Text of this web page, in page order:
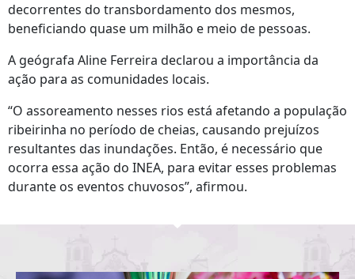
decorrentes do transbordamento dos mesmos,
beneficiando quase um milhão e meio de pessoas.
A geógrafa Aline Ferreira declarou a importância da
ação para as comunidades locais.
“O assoreamento nesses rios está afetando a população
ribeirinha no período de cheias, causando prejuízos
resultantes das inundações. Então, é necessário que
ocorra essa ação do INEA, para evitar esses problemas
durante os eventos chuvosos”, afirmou.